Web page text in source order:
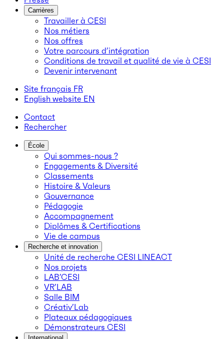
Carrières
Travailler à CESI
Nos métiers
Nos offres
Votre parcours d’intégration
Conditions de travail et qualité de vie à CESI
Devenir intervenant
Site français FR
English website EN
Contact
Rechercher
École
Qui sommes-nous ?
Engagements & Diversité
Classements
Histoire & Valeurs
Gouvernance
Pédagogie
Accompagnement
Diplômes & Certifications
Vie de campus
Recherche et innovation
Unité de recherche CESI LINEACT
Nos projets
LAB’CESI
VR’LAB
Salle BIM
Créativ’Lab
Plateaux pédagogiques
Démonstrateurs CESI